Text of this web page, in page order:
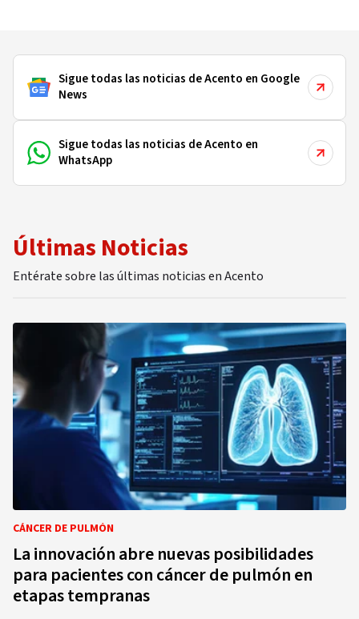
Sigue todas las noticias de Acento en Google
News
Sigue todas las noticias de Acento en
WhatsApp